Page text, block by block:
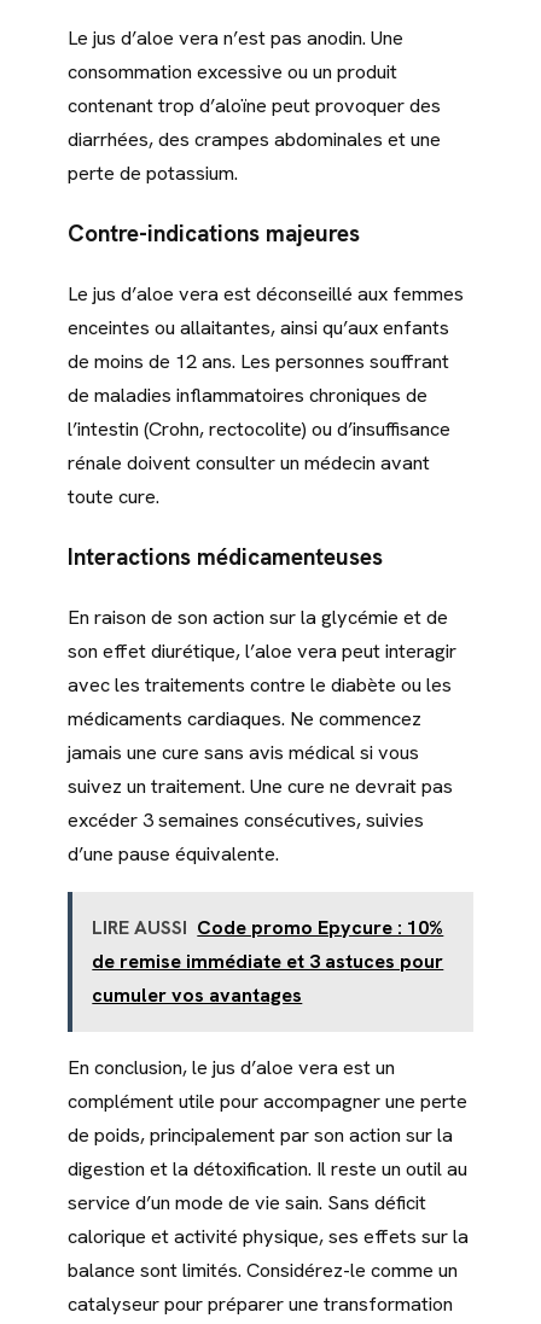
Le jus d’aloe vera n’est pas anodin. Une
consommation excessive ou un produit
contenant trop d’aloïne peut provoquer des
diarrhées, des crampes abdominales et une
perte de potassium.
Contre-indications majeures
Le jus d’aloe vera est déconseillé aux femmes
enceintes ou allaitantes, ainsi qu’aux enfants
de moins de 12 ans. Les personnes souffrant
de maladies inflammatoires chroniques de
l’intestin (Crohn, rectocolite) ou d’insuffisance
rénale doivent consulter un médecin avant
toute cure.
Interactions médicamenteuses
En raison de son action sur la glycémie et de
son effet diurétique, l’aloe vera peut interagir
avec les traitements contre le diabète ou les
médicaments cardiaques. Ne commencez
jamais une cure sans avis médical si vous
suivez un traitement. Une cure ne devrait pas
excéder 3 semaines consécutives, suivies
d’une pause équivalente.
LIRE AUSSI Code promo Epycure : 10%
de remise immédiate et 3 astuces pour
cumuler vos avantages
En conclusion, le jus d’aloe vera est un
complément utile pour accompagner une perte
de poids, principalement par son action sur la
digestion et la détoxification. Il reste un outil au
service d’un mode de vie sain. Sans déficit
calorique et activité physique, ses effets sur la
balance sont limités. Considérez-le comme un
catalyseur pour préparer une transformation